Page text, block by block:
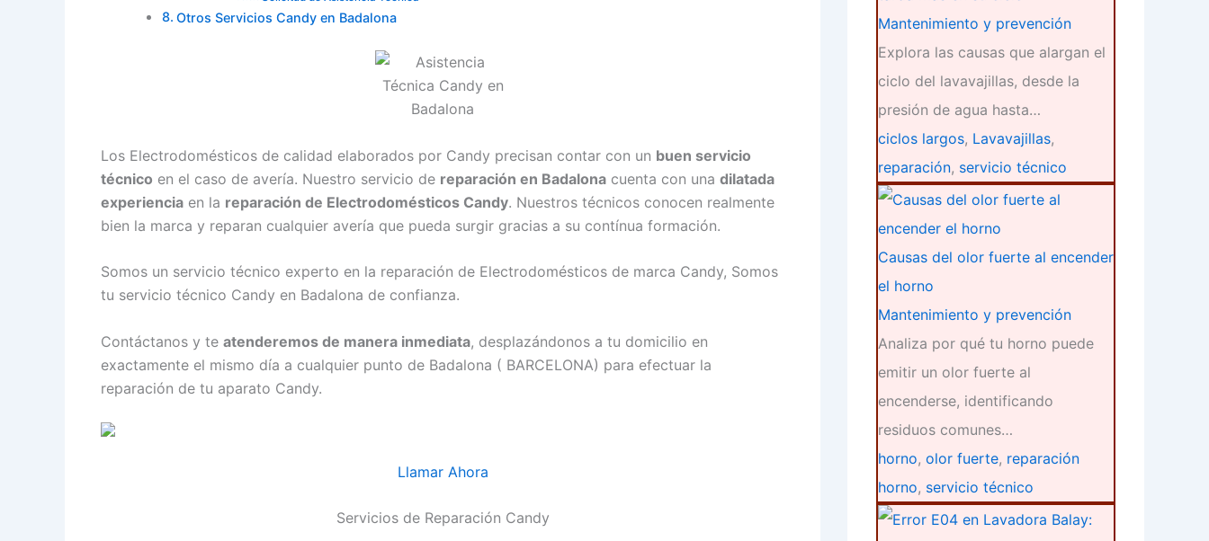
Otros Servicios Candy en Badalona
Los Electrodomésticos de calidad elaborados por Candy precisan contar con un buen servicio
técnico en el caso de avería. Nuestro servicio de reparación en Badalona cuenta con una dilatada
experiencia en la reparación de Electrodomésticos Candy. Nuestros técnicos conocen realmente
bien la marca y reparan cualquier avería que pueda surgir gracias a su contínua formación.
Somos un servicio técnico experto en la reparación de Electrodomésticos de marca Candy, Somos
tu servicio técnico Candy en Badalona de confianza.
Contáctanos y te atenderemos de manera inmediata, desplazándonos a tu domicilio en
exactamente el mismo día a cualquier punto de Badalona ( BARCELONA) para efectuar la
reparación de tu aparato Candy.
Llamar Ahora
Servicios de Reparación Candy
Mantenimiento y prevención
Explora las causas que alargan el
ciclo del lavavajillas, desde la
presión de agua hasta…
ciclos largos, Lavavajillas,
reparación, servicio técnico
Causas del olor fuerte al encender
el horno
Mantenimiento y prevención
Analiza por qué tu horno puede
emitir un olor fuerte al
encenderse, identificando
residuos comunes…
horno, olor fuerte, reparación
horno, servicio técnico